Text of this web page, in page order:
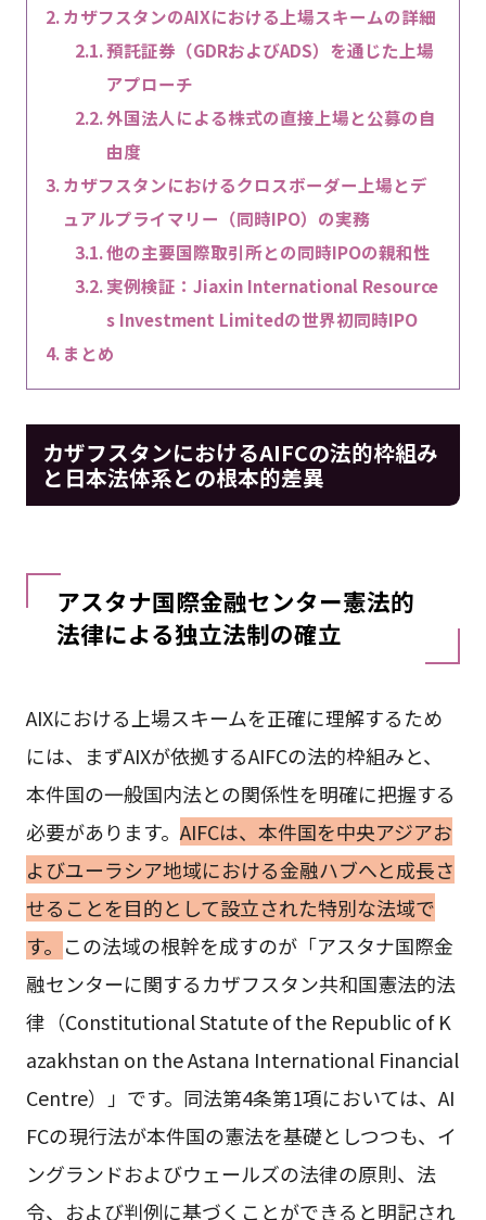
カザフスタンのAIXにおける上場スキームの詳細
預託証券（GDRおよびADS）を通じた上場
アプローチ
外国法人による株式の直接上場と公募の自
由度
カザフスタンにおけるクロスボーダー上場とデ
ュアルプライマリー（同時IPO）の実務
他の主要国際取引所との同時IPOの親和性
実例検証：Jiaxin International Resource
s Investment Limitedの世界初同時IPO
まとめ
カザフスタンにおけるAIFCの法的枠組み
と日本法体系との根本的差異
アスタナ国際金融センター憲法的
法律による独立法制の確立
AIXにおける上場スキームを正確に理解するため
には、まずAIXが依拠するAIFCの法的枠組みと、
本件国の一般国内法との関係性を明確に把握する
必要があります。 AIFCは、本件国を中央アジアお
よびユーラシア地域における金融ハブへと成長さ
せることを目的として設立された特別な法域で
す。 この法域の根幹を成すのが「アスタナ国際金
融センターに関するカザフスタン共和国憲法的法
律（Constitutional Statute of the Republic of K
azakhstan on the Astana International Financial
Centre）」です。同法第4条第1項においては、AI
FCの現行法が本件国の憲法を基礎としつつも、イ
ングランドおよびウェールズの法律の原則、法
令、および判例に基づくことができると明記され